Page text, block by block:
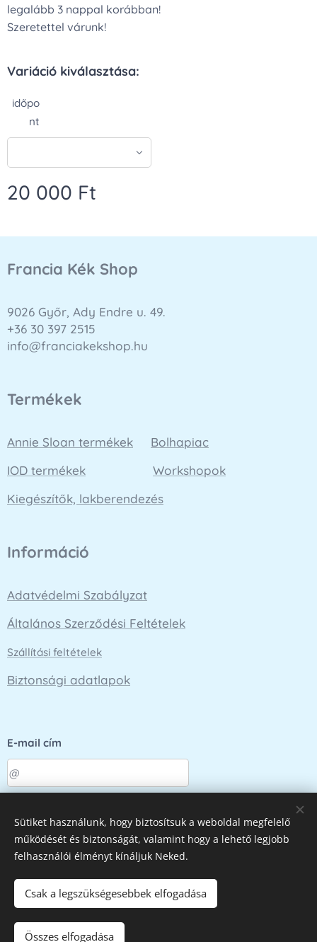
legalább 3 nappal korábban!
Szeretettel várunk!
Variáció kiválasztása:
időpo
nt
20 000 Ft
Francia Kék Shop
9026 Győr, Ady Endre u. 49.
+36 30 397 2515
info@franciakekshop.hu
Termékek
Annie Sloan termékek
Bolhapiac
IOD termékek
Workshopok
Kiegészítők, lakberendezés
Információ
Adatvédelmi Szabályzat
Általános Szerződési Feltételek
Szállítási feltételek
Biztonsági adatlapok
E-mail cím
Küldés
Az oldalt a Webnodeműködteti
Sütiket használunk, hogy biztosítsuk a weboldal megfelelő
működését és biztonságát, valamint hogy a lehető legjobb
felhasználói élményt kínáljuk Neked.
Csak a legszükségesebbek elfogadása
Összes elfogadása